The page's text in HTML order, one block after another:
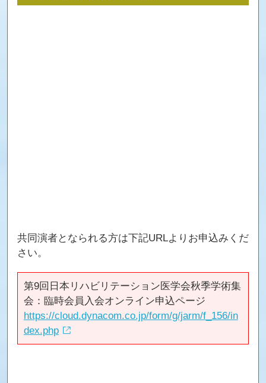
共同演者となられる方は下記URLよりお申込みくだ
さい。
第9回日本リハビリテーション医学会秋季学術集
会：臨時会員入会オンライン申込ページ
https://cloud.dynacom.co.jp/form/g/jarm/f_156/in
dex.php